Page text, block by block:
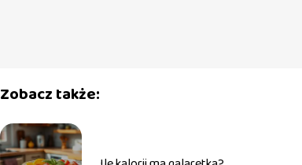
Zobacz także: